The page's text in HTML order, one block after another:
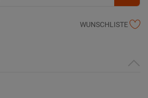
WUNSCHLISTE